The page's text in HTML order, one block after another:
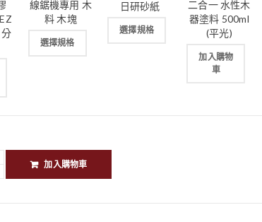
線鋸機專用 木
料 木塊
選擇規格
日研砂紙
選擇規格
二合一 水性木
器塗料 500ml
(平光)
加入購物
車
加入購物車